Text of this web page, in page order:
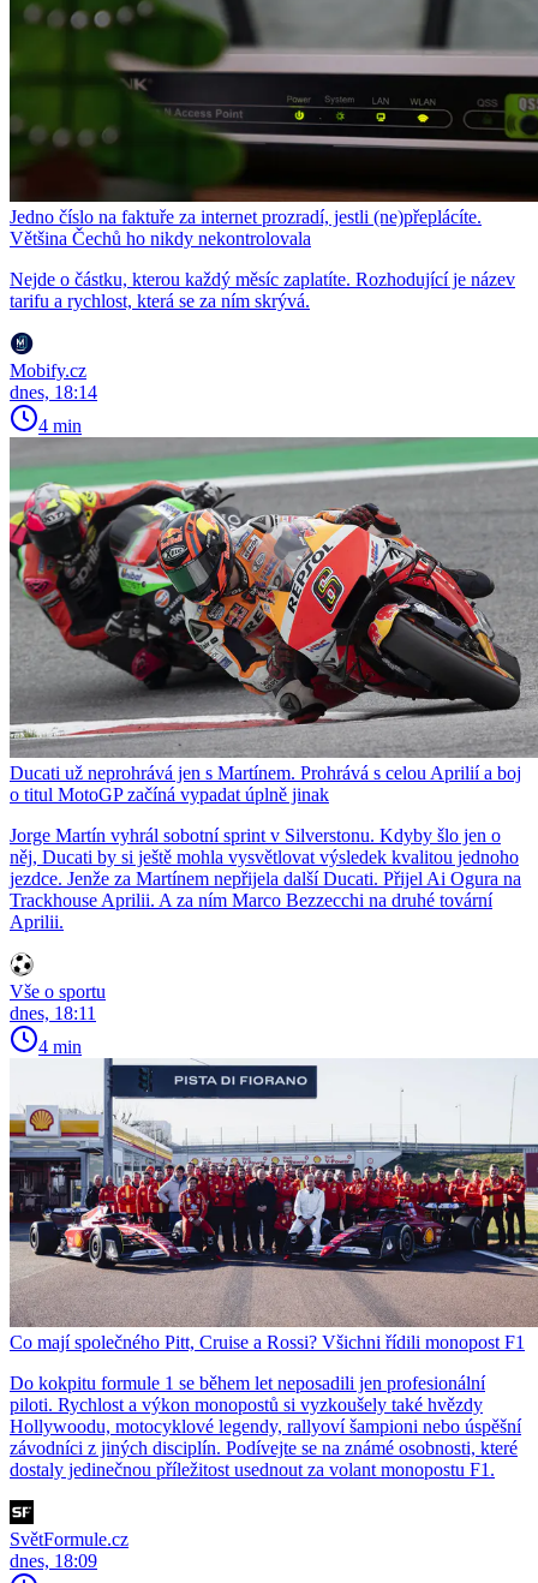
Jedno číslo na faktuře za internet prozradí, jestli (ne)přeplácíte.
Většina Čechů ho nikdy nekontrolovala
Nejde o částku, kterou každý měsíc zaplatíte. Rozhodující je název
tarifu a rychlost, která se za ním skrývá.
Mobify.cz
dnes, 18:14
4 min
Ducati už neprohrává jen s Martínem. Prohrává s celou Aprilií a boj
o titul MotoGP začíná vypadat úplně jinak
Jorge Martín vyhrál sobotní sprint v Silverstonu. Kdyby šlo jen o
něj, Ducati by si ještě mohla vysvětlovat výsledek kvalitou jednoho
jezdce. Jenže za Martínem nepřijela další Ducati. Přijel Ai Ogura na
Trackhouse Aprilii. A za ním Marco Bezzecchi na druhé tovární
Aprilii.
Vše o sportu
dnes, 18:11
4 min
Co mají společného Pitt, Cruise a Rossi? Všichni řídili monopost F1
Do kokpitu formule 1 se během let neposadili jen profesionální
piloti. Rychlost a výkon monopostů si vyzkoušely také hvězdy
Hollywoodu, motocyklové legendy, rallyoví šampioni nebo úspěšní
závodníci z jiných disciplín. Podívejte se na známé osobnosti, které
dostaly jedinečnou příležitost usednout za volant monopostu F1.
SvětFormule.cz
dnes, 18:09